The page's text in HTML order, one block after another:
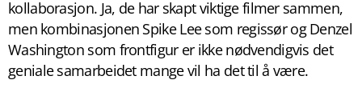
kollaborasjon. Ja, de har skapt viktige filmer sammen,
men kombinasjonen Spike Lee som regissør og Denzel
Washington som frontfigur er ikke nødvendigvis det
geniale samarbeidet mange vil ha det til å være.